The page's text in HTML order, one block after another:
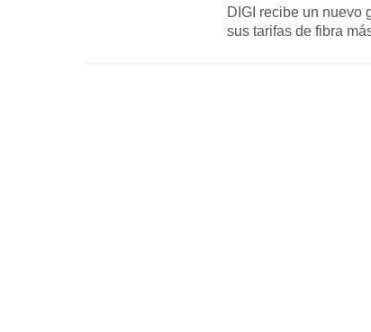
DIGI recibe un nuevo
sus tarifas de fibra